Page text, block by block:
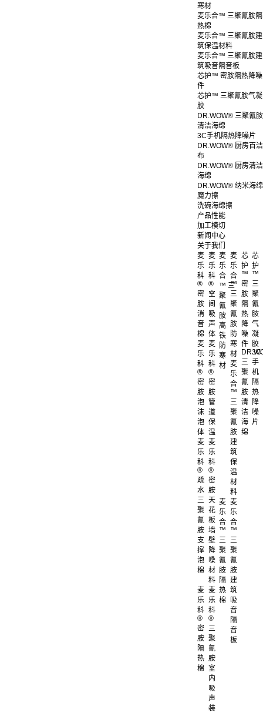
寒材
麦乐合™ 三聚氰胺隔
热棉
麦乐合™ 三聚氰胺建
筑保温材料
麦乐合™ 三聚氰胺建
筑吸音隔音板
芯护™ 密胺隔热降噪
件
芯护™ 三聚氰胺气凝
胶
DR.WOW® 三聚氰胺
清洁海绵
3C手机隔热降噪片
DR.WOW® 厨房百洁
布
DR.WOW® 厨房清洁
海绵
DR.WOW® 纳米海绵
魔力擦
洗碗海绵擦
产品性能
加工模切
新闻中心
关于我们
麦
乐
科
®
密
胺
消
音
棉
麦
乐
科
®
空
间
吸
声
体
麦
乐
科
®
密
胺
泡
沫
泡
体
麦
乐
科
®
密
胺
管
道
保
温
麦
乐
科
®
疏
水
三
聚
氰
胺
支
撑
泡
棉
麦
乐
科
®
密
胺
天
花
板
墙
壁
降
噪
材
料
麦
乐
科
®
密
胺
隔
热
棉
麦
乐
科
®
三
聚
氰
胺
室
内
吸
声
装
麦
乐
合
™ 三
聚
氰
胺
高
铁
防
寒
材
麦
乐
合
™
三
聚
氰
胺
防
寒
材
麦
乐
合
™
三
聚
氰
胺
建
筑
保
温
材
料
麦
乐
合
™
三
聚
氰
胺
隔
热
棉
麦
乐
合
™
三
聚
氰
胺
建
筑
吸
音
隔
音
板
芯
护
™
密
胺
隔
热
降
噪
件
芯
护
™
三
聚
氰
胺
气
凝
胶
三
聚
氰
胺
清
洁
海
绵
3C
手
机
隔
热
降
噪
片